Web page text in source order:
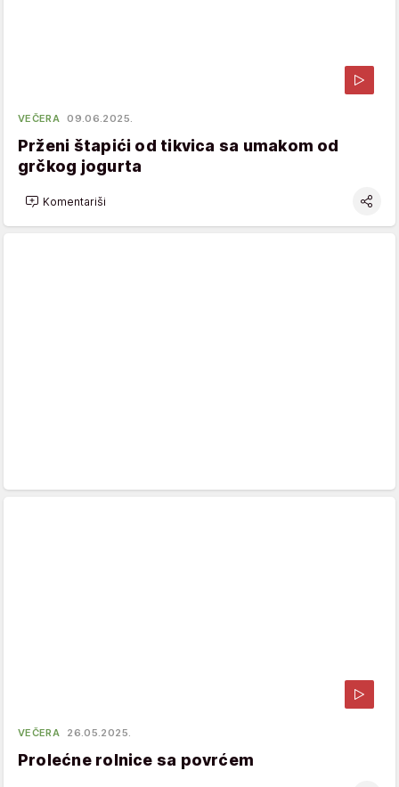
VEČERA 09.06.2025.
Prženi štapići od tikvica sa umakom od
grčkog jogurta
Komentariši
VEČERA 26.05.2025.
Prolećne rolnice sa povrćem